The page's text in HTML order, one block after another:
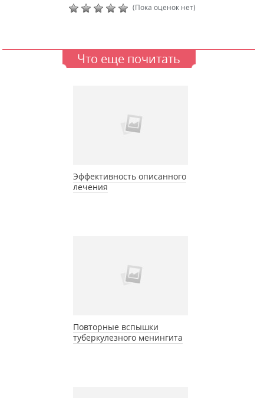
(Пока оценок нет)
Что еще почитать
Эффективность описанного
лечения
Повторные вспышки
туберкулезного менингита